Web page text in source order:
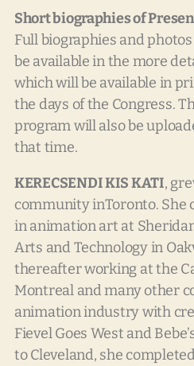
Short biographies of
Full biographies and
be available in the more
which will be available in
the days of the Congress.
program will also be
that time.
KERECSENDI KIS KATI,
community inToronto. She
in animation art at
Arts and Technology in
thereafter working at the
Montreal and many other
animation industry with
Fievel Goes West and
to Cleveland, she